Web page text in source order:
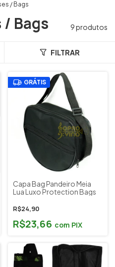
/ Bags
/ Bags 9 produtos
FILTRAR
GRÁTIS
Capa Bag Pandeiro Meia
Lua Luxo Protection Bags
R$24,90
R$23,66 com PIX